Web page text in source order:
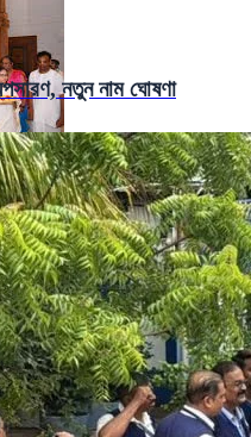
নতুন নাম ঘোষণা